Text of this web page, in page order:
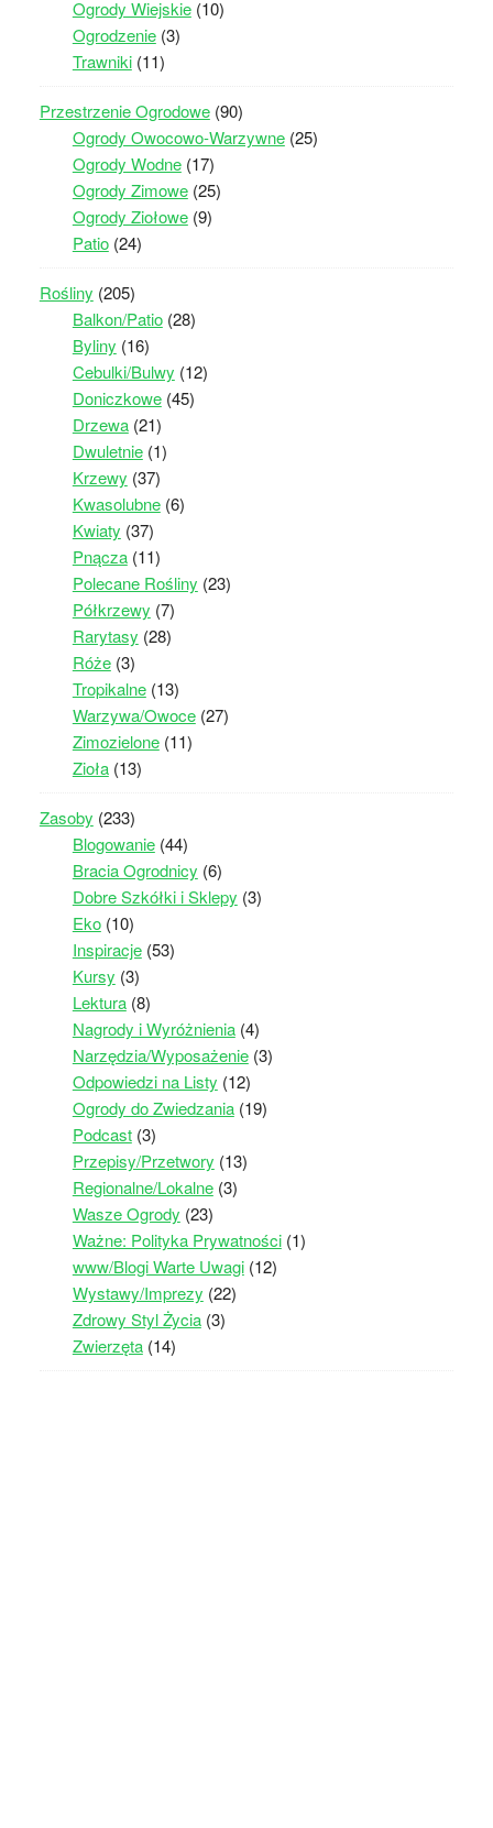
Ogrody Wiejskie(10)
Ogrodzenie(3)
Trawniki(11)
Przestrzenie Ogrodowe(90)
Ogrody Owocowo-Warzywne(25)
Ogrody Wodne(17)
Ogrody Zimowe(25)
Ogrody Ziołowe(9)
Patio(24)
Rośliny (205)
Balkon/Patio(28)
Byliny (16)
Cebulki/Bulwy (12)
Doniczkowe(45)
Drzewa(21)
Dwuletnie(1)
Krzewy (37)
Kwasolubne(6)
Kwiaty (37)
Pnącza(11)
Polecane Rośliny (23)
Półkrzewy (7)
Rarytasy (28)
Róże(3)
Tropikalne(13)
Warzywa/Owoce(27)
Zimozielone(11)
Zioła(13)
Zasoby (233)
Blogowanie(44)
Bracia Ogrodnicy (6)
Dobre Szkółki i Sklepy (3)
Eko(10)
Inspiracje(53)
Kursy (3)
Lektura(8)
Nagrody i Wyróżnienia(4)
Narzędzia/Wyposażenie(3)
Odpowiedzi na Listy (12)
Ogrody do Zwiedzania(19)
Podcast(3)
Przepisy/Przetwory (13)
Regionalne/Lokalne(3)
Wasze Ogrody (23)
Ważne: Polityka Prywatności(1)
www/Blogi Warte Uwagi(12)
Wystawy/Imprezy (22)
Zdrowy Styl Życia(3)
Zwierzęta(14)